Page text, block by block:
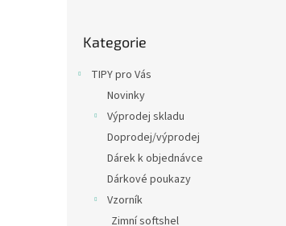
kategorie
Kategorie
TIPY pro Vás
Novinky
Výprodej skladu
Doprodej/výprodej
Dárek k objednávce
Dárkové poukazy
Vzorník
Zimní softshel